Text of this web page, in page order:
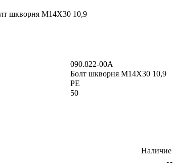
шкворня M14X30 10,9
090.822-00A
Болт шкворня M14X30 10,9
PE
50
Наличие